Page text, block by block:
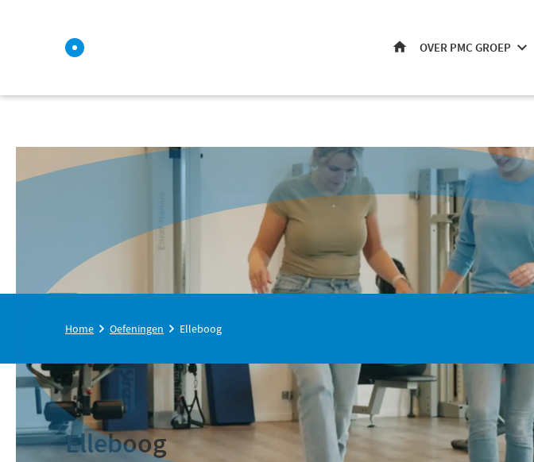
HOME
OVER PMC GROEP
Home Oefeningen Elleboog
Elleboog